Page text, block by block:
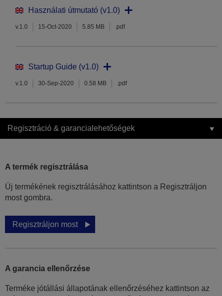
Használati útmutató (v1.0)
v.1.0 15-Oct-2020 5.85 MB .pdf
Startup Guide (v1.0)
v.1.0 30-Sep-2020 0.58 MB .pdf
Regisztráció & garancialehetőségek
A termék regisztrálása
Új termékének regisztrálásához kattintson a Regisztráljon
most gombra.
Regisztráljon most
A garancia ellenőrzése
Terméke jótállási állapotának ellenőrzéséhez kattintson az